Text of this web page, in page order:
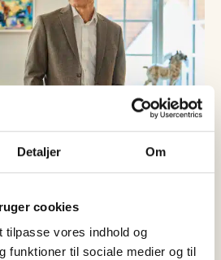
Detaljer Om
cookies
tilpasse vores indhold og
funktioner til sociale medier og til
opjusterer efter
flere kunder